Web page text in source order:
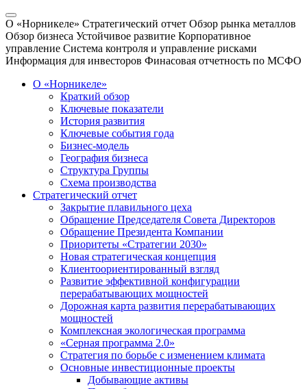
О «Норникеле» Стратегический отчет Обзор рынка металлов
Обзор бизнеса Устойчивое развитие Корпоративное
управление Система контроля и управление рисками
Информация для инвесторов Финасовая отчетность по МСФО
О «Норникеле»
Краткий обзор
Ключевые показатели
История развития
Ключевые события года
Бизнес-модель
География бизнеса
Структура Группы
Схема производства
Стратегический отчет
Закрытие плавильного цеха
Обращение Председателя Совета Директоров
Обращение Президента Компании
Приоритеты «Стратегии 2030»
Новая стратегическая концепция
Клиентоориентированный взгляд
Развитие эффективной конфигурации
перерабатывающих мощностей
Дорожная карта развития перерабатывающих
мощностей
Комплексная экологическая программа
«Серная программа 2.0»
Стратегия по борьбе с изменением климата
Основные инвестиционные проекты
Добывающие активы